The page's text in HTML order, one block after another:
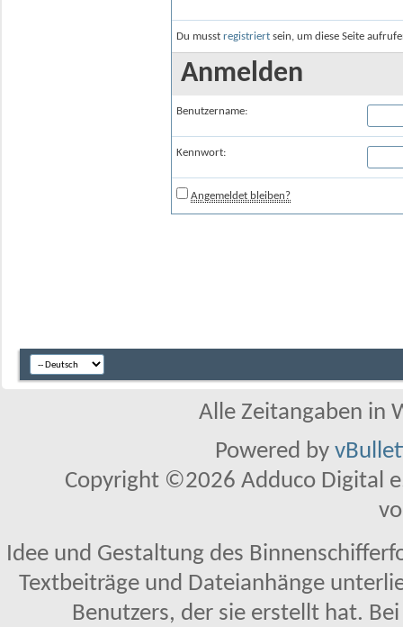
Du musst registriert sein, um diese Seite
Anmelden
Benutzername:
Kennwort:
Angemeldet bleiben?
Alle Zeitangaben in
Powered by
Copyright ©2026 Adduco Digital
Idee und Gestaltung des
Textbeiträge und Dateianhänge
Benutzers, der sie erstellt hat.